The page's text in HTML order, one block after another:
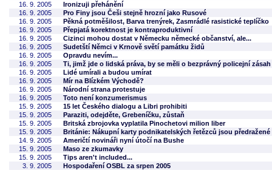
16. 9. 2005
Ironizuji přehánění
16. 9. 2005
Pro Finy jsou Češi stejně hrozní jako Rusové
16. 9. 2005
Pěkná potměšilost, Barva trenýrek, Zasmrádlé rasistické teplíčko
16. 9. 2005
Přepjatá korektnost je kontraproduktivní
16. 9. 2005
Cizinci mohou dostat v Německu německé občanství, ale...
16. 9. 2005
Sudetští Němci v Krnově světí památku židů
16. 9. 2005
Opravdu nevím...
16. 9. 2005
Ti, jimž jde o lidská práva, by se měli o bezprávný policejní
16. 9. 2005
Lidé umírali a budou umírat
16. 9. 2005
Mír na Blízkém Východě?
16. 9. 2005
Národní strana protestuje
16. 9. 2005
Toto není konzumerismus
15. 9. 2005
15 let Českého dialogu a Libri prohibiti
15. 9. 2005
Paraziti, odejděte, Grebeníčku, zůstaň
15. 9. 2005
Britská zbrojovka vyplatila Pinochetovi milion liber
15. 9. 2005
Británie: Nákupní karty podnikatelských řetězců jsou předražené
14. 9. 2005
Američtí novináři nyní útočí na Bushe
15. 9. 2005
Maso ze zkumavky
15. 9. 2005
Tips aren't included...
3. 9. 2005
Hospodaření OSBL za srpen 2005